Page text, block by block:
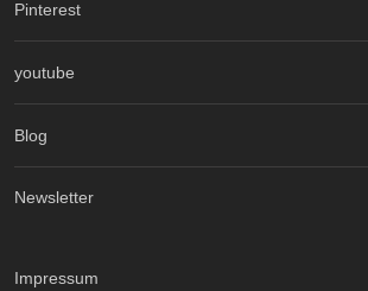
Pinterest
youtube
Blog
Newsletter
Impressum